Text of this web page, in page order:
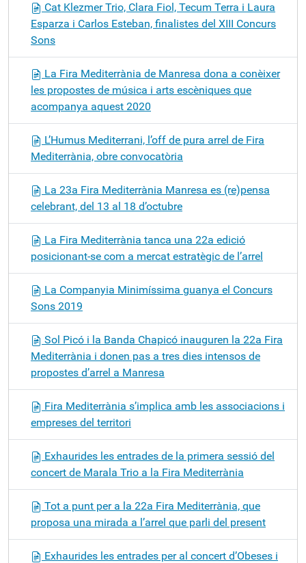
Cat Klezmer Trio, Clara Fiol, Tecum Terra i Laura
Esparza i Carlos Esteban, finalistes del XIII Concurs
Sons
La Fira Mediterrània de Manresa dona a conèixer
les propostes de música i arts escèniques que
acompanya aquest 2020
L’Humus Mediterrani, l’off de pura arrel de Fira
Mediterrània, obre convocatòria
La 23a Fira Mediterrània Manresa es (re)pensa
celebrant, del 13 al 18 d’octubre
La Fira Mediterrània tanca una 22a edició
posicionant-se com a mercat estratègic de l’arrel
La Companyia Minimíssima guanya el Concurs
Sons 2019
Sol Picó i la Banda Chapicó inauguren la 22a Fira
Mediterrània i donen pas a tres dies intensos de
propostes d’arrel a Manresa
Fira Mediterrània s’implica amb les associacions i
empreses del territori
Exhaurides les entrades de la primera sessió del
concert de Marala Trio a la Fira Mediterrània
Tot a punt per a la 22a Fira Mediterrània, que
proposa una mirada a l’arrel que parli del present
Exhaurides les entrades per al concert d’Obeses i